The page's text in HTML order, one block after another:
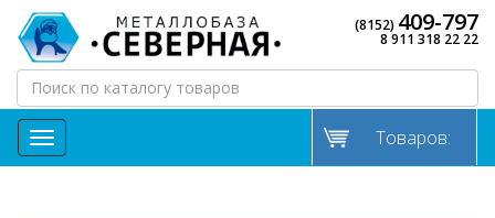
(8152) 409-797
8 911 318 22 22
МЕНЮ Товаров: